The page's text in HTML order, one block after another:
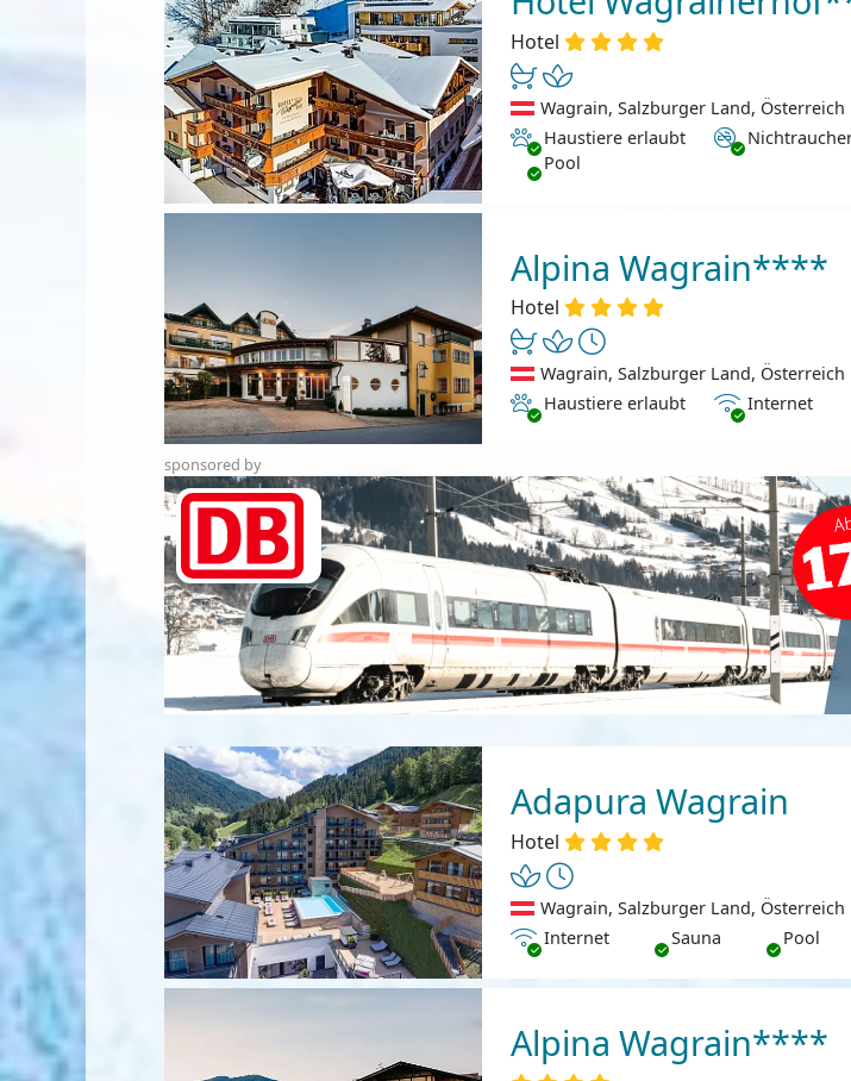
Hotel
Wagrain, Salzburger Land, Österreich
Haustiere erlaubt
Haustiere erlaubt Nichtraucher
Pool
Alpina Wagrain****
Hotel
Wagrain, Salzburger Land, Österreich
Haustiere erlaubt
Haustiere erlaubt InternetInternet
sponsored by
Adapura Wagrain
Hotel
Wagrain, Salzburger Land, Österreich
InternetInternet Sauna Pool
Alpina Wagrain****